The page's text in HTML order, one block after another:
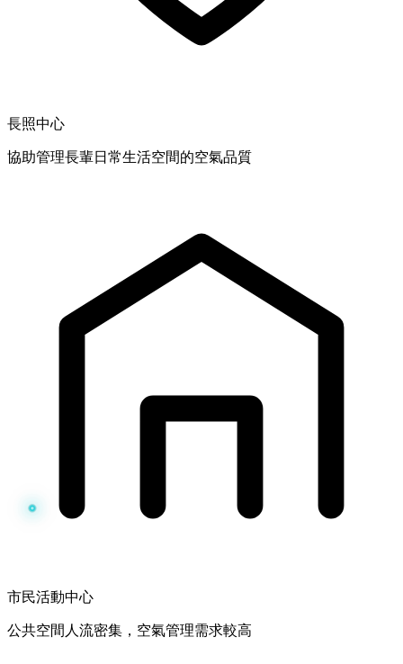
長照中心
協助管理長輩日常生活空間的空氣品質
市民活動中心
公共空間人流密集，空氣管理需求較高